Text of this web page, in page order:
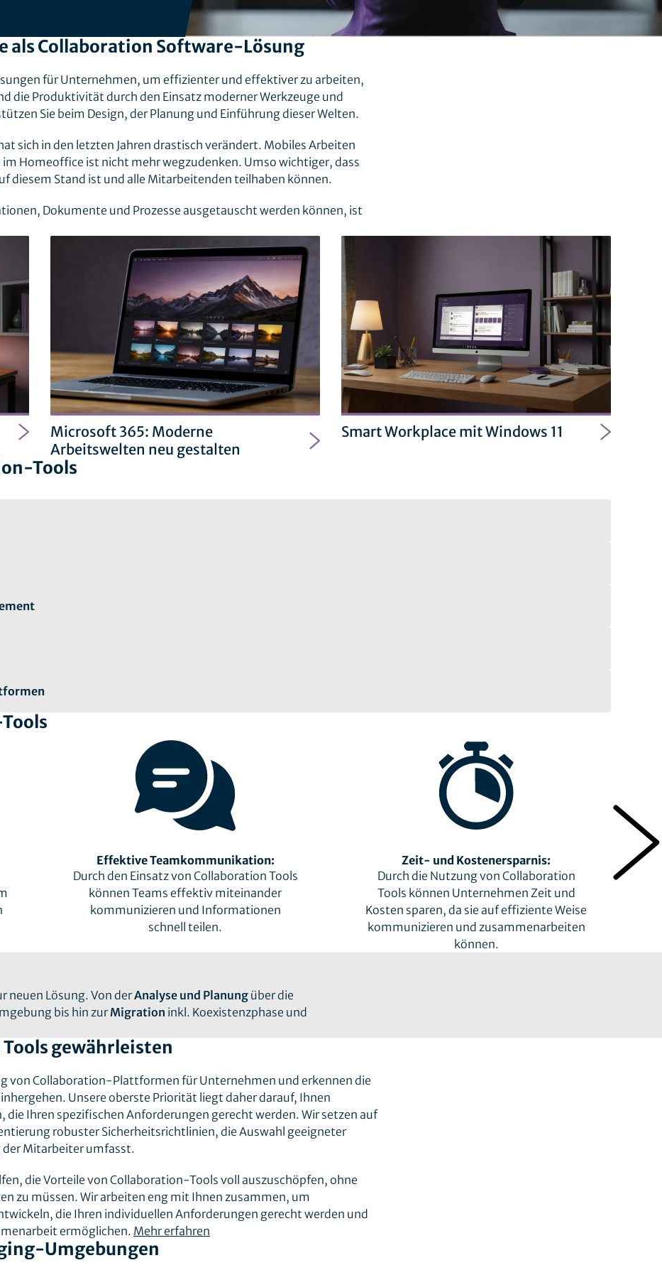
als Collaboration Software-Lösung
für Unternehmen, um effizienter und effektiver zu arbeiten,
die Produktivität durch den Einsatz moderner Werkzeuge und
Sie beim Design, der Planung und Einführung dieser Welten.
sich in den letzten Jahren drastisch verändert. Mobiles Arbeiten
Homeoffice ist nicht mehr wegzudenken. Umso wichtiger, dass
diesem Stand ist und alle Mitarbeitenden teilhaben können.
Dokumente und Prozesse ausgetauscht werden können, ist
Microsoft 365: Moderne
Arbeitswelten neu gestalten
Smart Workplace mit Windows 11
Tools
Effektive Teamkommunikation:
Durch den Einsatz von Collaboration Tools
können Teams effektiv miteinander
kommunizieren und Informationen
schnell teilen.
Zeit- und Kostenersparnis:
Durch die Nutzung von Collaboration
Tools können Unternehmen Zeit und
Kosten sparen, da sie auf effiziente Weise
kommunizieren und zusammenarbeiten
können.
neuen Lösung. Von derAnalyse und Planung über die
bis hin zurMigration inkl. Koexistenzphase und
gewährleisten
von Collaboration-Plattformen für Unternehmen und erkennen die
Unsere oberste Priorität liegt daher darauf, Ihnen
Ihren spezifischen Anforderungen gerecht werden. Wir setzen auf
robuster Sicherheitsrichtlinien, die Auswahl geeigneter
Mitarbeiter umfasst.
die Vorteile von Collaboration-Tools voll auszuschöpfen, ohne
zu müssen. Wir arbeiten eng mit Ihnen zusammen, um
die Ihren individuellen Anforderungen gerecht werden und
ermöglichen. Mehr erfahren
Umgebungen